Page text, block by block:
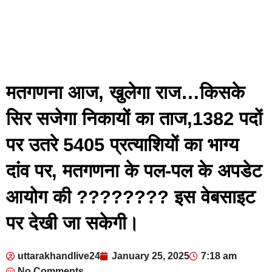
मतगणना आज, खुलेगा राज…किसके
सिर सजेगा निकायों का ताज,1382 पदों
पर उतरे 5405 प्रत्याशियों का भाग्य
दांव पर, मतगणना के पल-पल के अपडेट
आयोग की ???????? इस वेबसाइट
पर देखी जा सकेगी।
uttarakhandlive24 January 25, 2025
7:18 am